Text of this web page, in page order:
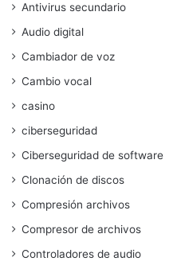
Antivirus secundario
Audio digital
Cambiador de voz
Cambio vocal
casino
ciberseguridad
Ciberseguridad de software
Clonación de discos
Compresión archivos
Compresor de archivos
Controladores de audio